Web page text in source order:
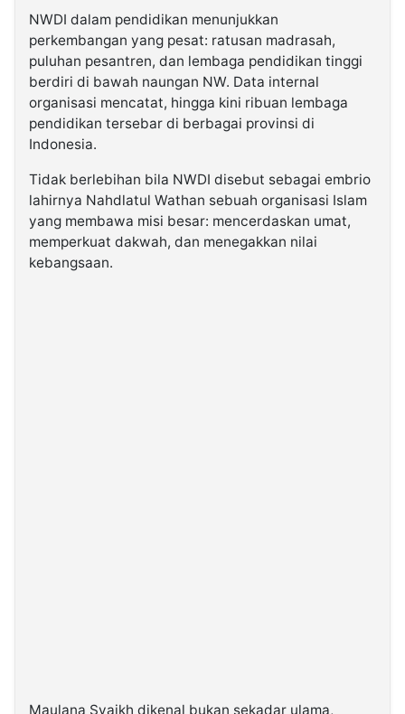
NWDI dalam pendidikan menunjukkan
perkembangan yang pesat: ratusan madrasah,
puluhan pesantren, dan lembaga pendidikan tinggi
berdiri di bawah naungan NW. Data internal
organisasi mencatat, hingga kini ribuan lembaga
pendidikan tersebar di berbagai provinsi di
Indonesia.
Tidak berlebihan bila NWDI disebut sebagai embrio
lahirnya Nahdlatul Wathan sebuah organisasi Islam
yang membawa misi besar: mencerdaskan umat,
memperkuat dakwah, dan menegakkan nilai
kebangsaan.
Maulana Syaikh dikenal bukan sekadar ulama,